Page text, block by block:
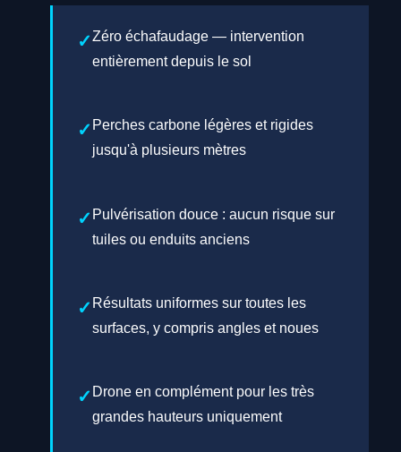
Zéro échafaudage — intervention
entièrement depuis le sol
Perches carbone légères et rigides
jusqu'à plusieurs mètres
Pulvérisation douce : aucun risque sur
tuiles ou enduits anciens
Résultats uniformes sur toutes les
surfaces, y compris angles et noues
Drone en complément pour les très
grandes hauteurs uniquement